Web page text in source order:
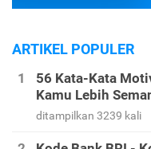
ARTIKEL POPULER
56 Kata-Kata
Kamu Lebih
ditampilkan 3239 kali